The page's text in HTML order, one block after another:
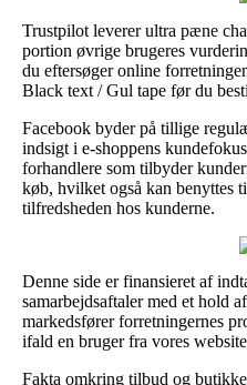
Trustpilot leverer ultra pæne
portion øvrige brugeres
du eftersøger online
Black text / Gul tape før du
Facebook byder på tillige
indsigt i e-shoppens
forhandlere som tilbyder
køb, hvilket også kan benyttes
tilfredsheden hos kunderne.
Denne side er finansieret af
samarbejdsaftaler med et hold
markedsfører forretningernes
ifald en bruger fra vores
Fakta omkring tilbud og